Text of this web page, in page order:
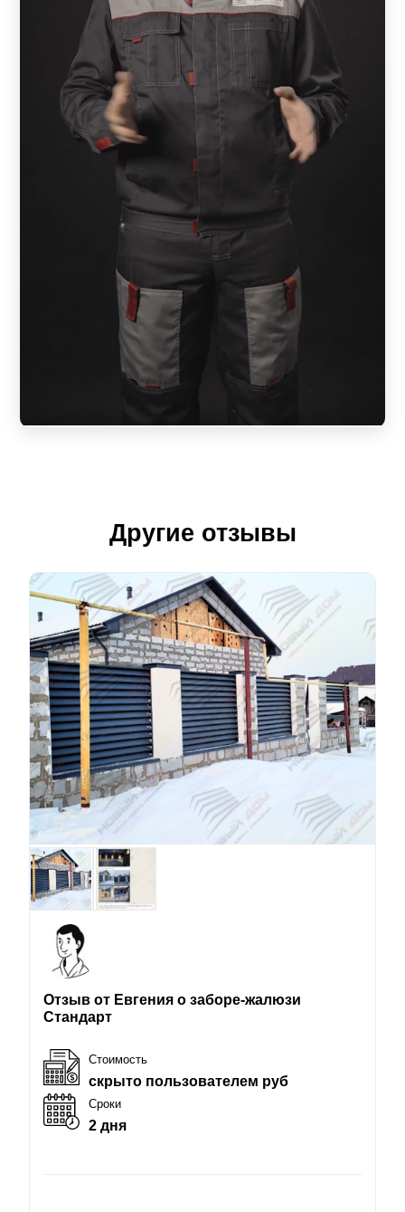
Другие отзывы
Отзыв от Евгения о заборе-жалюзи
Стандарт
Стоимость
скрыто пользователем руб
Сроки
2 дня